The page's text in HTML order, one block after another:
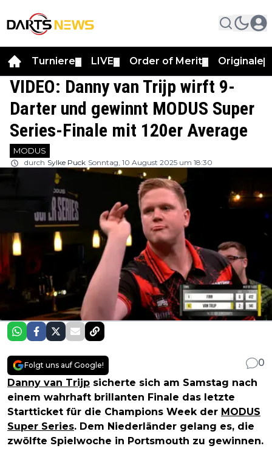
Turniere LIVE Order of Merit Originale
VIDEO: Danny van Trijp wirft 9-
Darter und gewinnt MODUS Super
Series-Finale mit 120er Average
MODUS
durch Sylke Puck Sonntag, 10 August 2025 um 18:30
Folgt uns auf Google!
0
Danny van Trijp sicherte sich am Samstag nach
einem wahrhaft brillanten Finale das letzte
Startticket für die Champions Week der MODUS
Super Series. Dem Niederländer gelang es, die
zwölfte Spielwoche in Portsmouth zu gewinnen.